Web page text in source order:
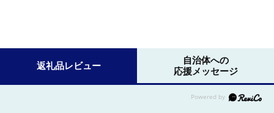
返礼品レビュー
自治体への
応援メッセージ